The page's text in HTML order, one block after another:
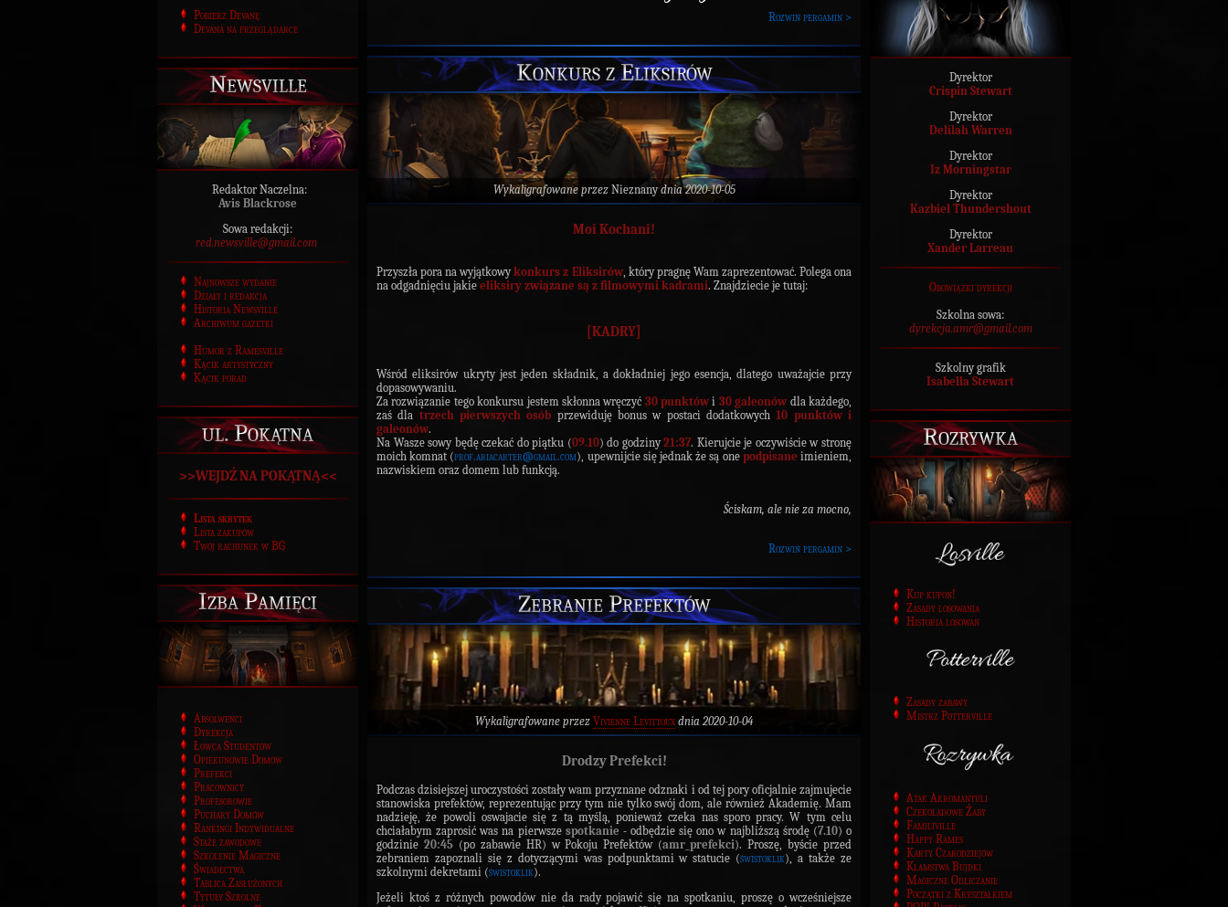
Pobierz Devanę
Devana na przeglądarce
Newsville
Redaktor Naczelna:
Avis Blackrose
Sowa redakcji:
red.newsville@gmail.com
Najnowsze wydanie
Działy i redakcja
Historia Newsville
Archiwum gazetki
Humor z Ramesville
Kącik artystyczny
Kącik porad
ul. Pokątna
>>WEJDŹ NA POKĄTNĄ<<
Lista skrytek
Lista zakupów
Twój rachunek w BG
Izba Pamięci
Absolwenci
Dyrekcja
Łowca Studentów
Opiekunowie Domów
Prefekci
Pracownicy
Profesorowie
Puchary Domów
Rankingi Indywidualne
Staże zawodowe
Szkolenie Magiczne
Świadectwa
Tablica Zasłużonych
Tytuły Szkolne
Rozwiń pergamin >
Konkurs z Eliksirów
Wykaligrafowane przez Nieznanydnia 2020-10-05
Moi Kochani!
Przyszła pora na wyjątkowykonkurs z Eliksirów, który pragnę Wam zaprezentować. Polega ona
na odgadnięciu jakie eliksiry związane są z filmowymi kadrami. Znajdziecie je tutaj:
[KADRY]
Wśród eliksirów ukryty jest jeden składnik, a dokładniej jego esencja, dlatego uważajcie przy
dopasowywaniu.
Za rozwiązanie tego konkursu jestem skłonna wręczyć 30 punktów i 30 galeonów dla każdego,
zaś dla trzech pierwszych osób przewiduję bonus w postaci dodatkowych10 punktów i
galeonów.
Na Wasze sowy będę czekać do piątku (09.10) do godziny21:37. Kierujcie je oczywiście w stronę
moich komnat (prof.ariacarter@gmail.com), upewnijcie się jednak że są one podpisane imieniem,
nazwiskiem oraz domem lub funkcją.
Ściskam, ale nie za mocno,
Rozwiń pergamin >
Zebranie Prefektów
Wykaligrafowane przez Vivienne Levittoux dnia 2020-10-04
Drodzy Prefekci!
Podczas dzisiejszej uroczystości zostały wam przyznane odznaki i od tej pory oficjalnie zajmujecie
stanowiska prefektów, reprezentując przy tym nie tylko swój dom, ale również Akademię. Mam
nadzieję, że powoli oswajacie się z tą myślą, ponieważ czeka nas sporo pracy. W tym celu
chciałabym zaprosić was na pierwsze spotkanie - odbędzie się ono w najbliższą środę (7.10) o
godzinie 20:45(po zabawie HR) w Pokoju Prefektów (amr_prefekci). Proszę, byście przed
zebraniem zapoznali się z dotyczącymi was podpunktami w statucie (świstoklik), a także ze
szkolnymi dekretami (świstoklik).
Jeżeli ktoś z różnych powodów nie da rady pojawić się na spotkaniu, proszę o wcześniejsze
Dyrektor
Crispin Stewart
Dyrektor
Delilah Warren
Dyrektor
Iz Morningstar
Dyrektor
Kazbiel Thundershout
Dyrektor
Xander Larreau
Obowiązki dyrekcji
Szkolna sowa:
dyrekcja.amr@gmail.com
Szkolny grafik
Isabella Stewart
Rozrywka
Kup kupon!
Zasady losowania
Historia losowań
Zasady zabawy
Mistrz Potterville
Atak Akromantuli
Czekoladowe Żaby
Familiville
Happy Rames
Karty Czarodziejów
Kłamstwa Bujdki
Magiczne Odliczanie
Początki z Kryształkiem